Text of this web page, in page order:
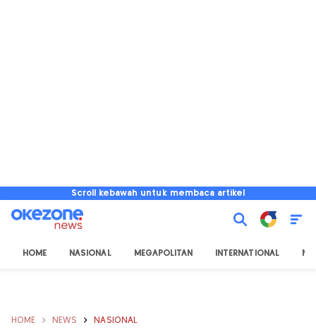
Scroll kebawah untuk membaca artikel
HOME NASIONAL MEGAPOLITAN INTERNATIONAL
HOME NEWS NASIONAL